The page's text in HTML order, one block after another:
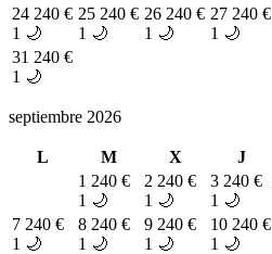
24 240 €
1 🌙
25 240 €
1 🌙
26 240 €
1 🌙
27 240 €
1 🌙
31 240 €
1 🌙
septiembre 2026
L M X J
1 240 €
1 🌙
2 240 €
1 🌙
3 240 €
1 🌙
7 240 €
1 🌙
8 240 €
1 🌙
9 240 €
1 🌙
10 240 €
1 🌙